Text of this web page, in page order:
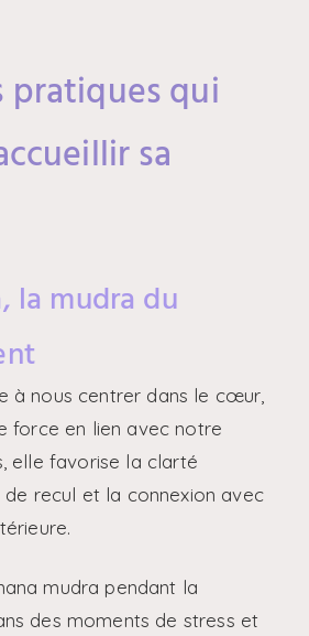
pratiques qui
sa
la mudra du
à nous centrer dans le cœur,
force en lien avec notre
elle favorise la clarté
de recul et la connexion avec
mudra pendant la
des moments de stress et